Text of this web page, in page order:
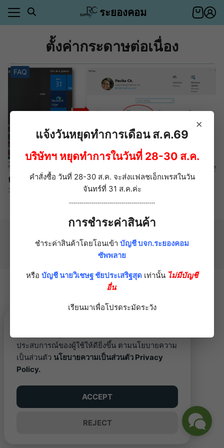
Skip
ระยองคอม
อบ
งคุณ
สินค้า
ะเงิน
า
บ
ตั้งค่ากระดาษต่อเนื่อง
FAQ
ตั้งค่ากระดาษต่อเนื่อง 9×5.5 นิ้ว
31/08/2021
×
แจ้งวันหยุดทำการเดือน ส.ค.69
บริษัทฯ หยุดทำการในวันที่ 28-30 ส.ค.
คำสั่งซื้อ วันที่ 28-30 ส.ค. จะส่งแฟลชเอ็กเพรสในวัน
จันทร์ที่ 31 ส.ค.ค่ะ
…………………………………….
การชำระค่าสินค้า
ชำระค่าสินค้าโดยโอนเข้า บัญชี บจก.ระยองคอม
ซัพพลาย
หรือ บัญชี นายวิเชษฐ ชัยประเสริฐสุด เท่านั้น ไม่มีบัญชี
อื่น
เรียนมาเพื่อโปรดระมัดระวัง
ประสบการณ์ของผู้ใช้ให้ดียิ่งขึ้น ตามนโยบายความ
เป็นส่วนตัว นโยบายความเป็นส่วนตัว Privacy
Policy.
ACCEPT
REJECT